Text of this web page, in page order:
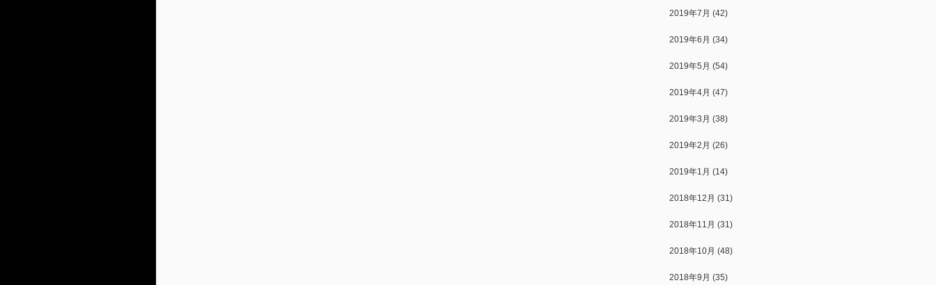
2019年7月 (42)
2019年6月 (34)
2019年5月 (54)
2019年4月 (47)
2019年3月 (38)
2019年2月 (26)
2019年1月 (14)
2018年12月 (31)
2018年11月 (31)
2018年10月 (48)
2018年9月 (35)